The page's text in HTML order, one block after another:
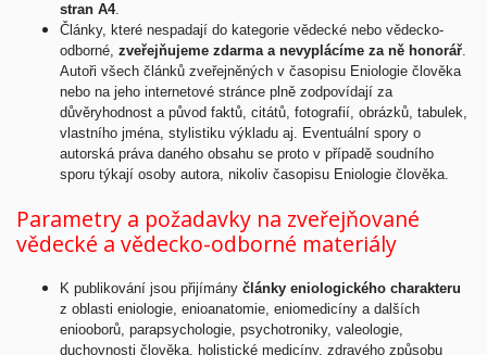
stran A4.
Články, které nespadají do kategorie vědecké nebo vědecko-
odborné, zveřejňujeme zdarma a nevyplácíme za ně honorář.
Autoři všech článků zveřejněných v časopisu Eniologie člověka
nebo na jeho internetové stránce plně zodpovídají za
důvěryhodnost a původ faktů, citátů, fotografií, obrázků, tabulek,
vlastního jména, stylistiku výkladu aj. Eventuální spory o
autorská práva daného obsahu se proto v případě soudního
sporu týkají osoby autora, nikoliv časopisu Eniologie člověka.
Parametry a požadavky na zveřejňované
vědecké a vědecko-odborné materiály
K publikování jsou přijímány články eniologického charakteru
z oblasti eniologie, enioanatomie, eniomedicíny a dalších
eniooborů, parapsychologie, psychotroniky, valeologie,
duchovnosti člověka, holistické medicíny, zdravého způsobu